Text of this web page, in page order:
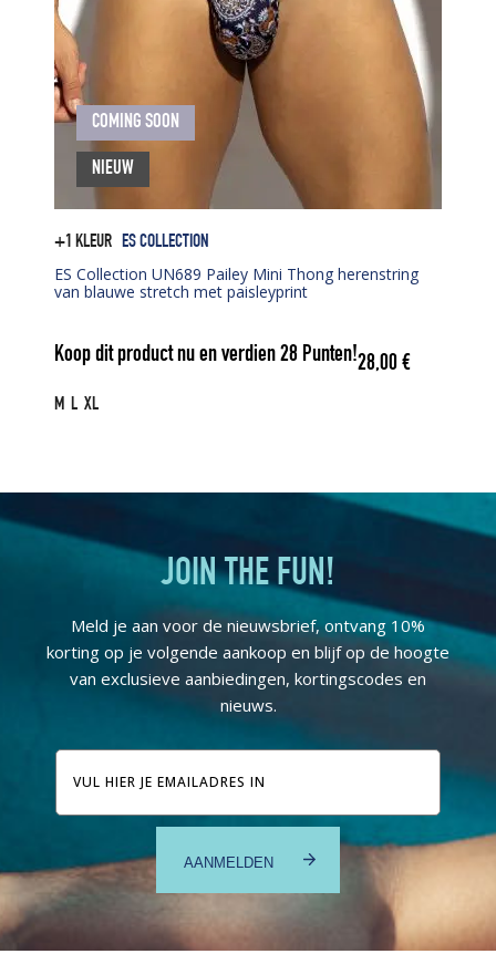
+1 KLEUR ES COLLECTION
ES Collection UN689 Pailey Mini Thong herenstring
van blauwe stretch met paisleyprint
Koop dit product nu en verdien28 Punten!28,00€
M L XL
COMING SOON
NIEUW
JOIN THE FUN!
Meld je aan voor de nieuwsbrief, ontvang 10%
korting op je volgende aankoop en blijf op de hoogte
van exclusieve aanbiedingen, kortingscodes en
nieuws.
E-
mailadres